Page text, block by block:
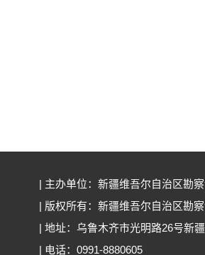
| 主办单位：新疆维吾尔自治区勘
| 版权所有：新疆维吾尔自治区勘
| 地址：乌鲁木齐市光明路26号新
| 电话：0991-8880605